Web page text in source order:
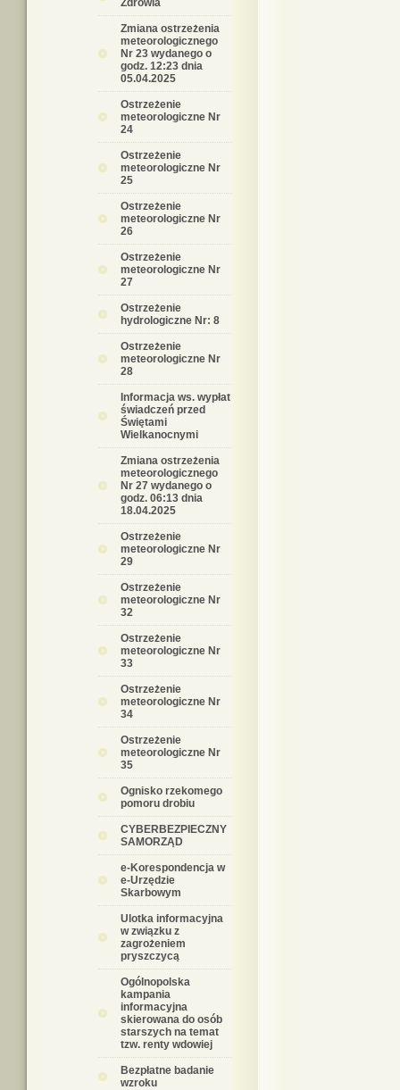
Zdrowia
Zmiana ostrzeżenia
meteorologicznego
Nr 23 wydanego o
godz. 12:23 dnia
05.04.2025
Ostrzeżenie
meteorologiczne Nr
24
Ostrzeżenie
meteorologiczne Nr
25
Ostrzeżenie
meteorologiczne Nr
26
Ostrzeżenie
meteorologiczne Nr
27
Ostrzeżenie
hydrologiczne Nr: 8
Ostrzeżenie
meteorologiczne Nr
28
Informacja ws. wypłat
świadczeń przed
Świętami
Wielkanocnymi
Zmiana ostrzeżenia
meteorologicznego
Nr 27 wydanego o
godz. 06:13 dnia
18.04.2025
Ostrzeżenie
meteorologiczne Nr
29
Ostrzeżenie
meteorologiczne Nr
32
Ostrzeżenie
meteorologiczne Nr
33
Ostrzeżenie
meteorologiczne Nr
34
Ostrzeżenie
meteorologiczne Nr
35
Ognisko rzekomego
pomoru drobiu
CYBERBEZPIECZNY
SAMORZĄD
e-Korespondencja w
e-Urzędzie
Skarbowym
Ulotka informacyjna
w związku z
zagrożeniem
pryszczycą
Ogólnopolska
kampania
informacyjna
skierowana do osób
starszych na temat
tzw. renty wdowiej
Bezpłatne badanie
wzroku